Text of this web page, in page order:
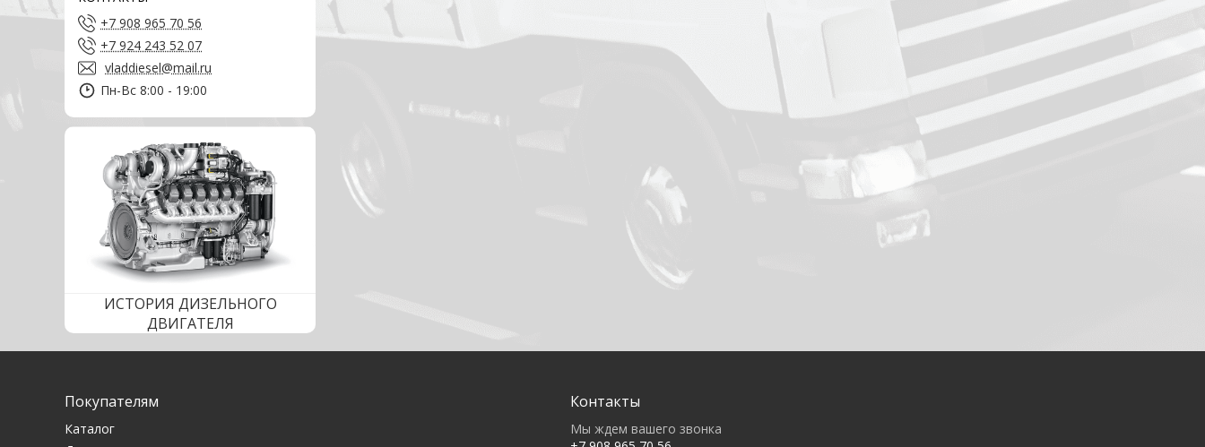
+7 908 965 70 56
+7 924 243 52 07
vladdiesel@mail.ru
Пн-Вс 8:00 - 19:00
ИСТОРИЯ ДИЗЕЛЬНОГО
ДВИГАТЕЛЯ
Покупателям
Каталог
Контакты
Мы ждем вашего звонка